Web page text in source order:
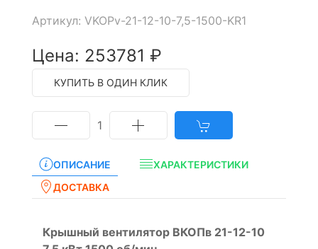
Артикул: VKOPv-21-12-10-7,5-1500-KR1
Цена: 253781 ₽
КУПИТЬ В ОДИН КЛИК
1
ОПИСАНИЕ
ХАРАКТЕРИСТИКИ
ДОСТАВКА
Крышный вентилятор ВКОПв 21-12-10